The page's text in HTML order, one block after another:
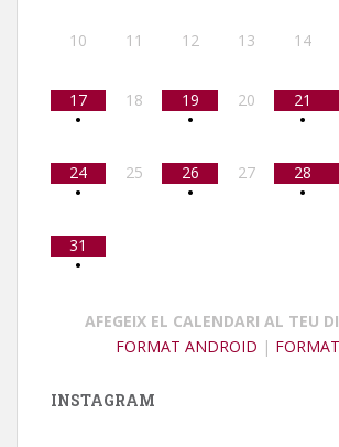
10 11 12 13 14
17
•
18
19
•
20
21
•
24
•
25
26
•
27
28
•
31
•
AFEGEIX EL CALENDARI AL TEU
FORMAT ANDROID |
INSTAGRAM